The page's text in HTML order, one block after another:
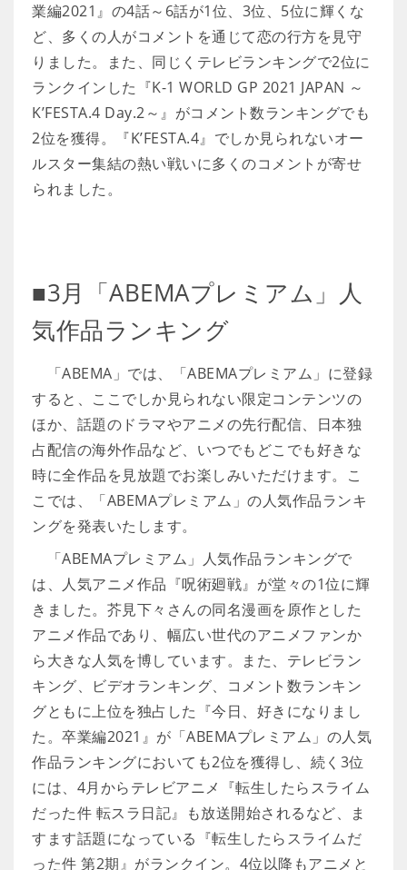
業編2021』の4話～6話が1位、3位、5位に輝くな
ど、多くの人がコメントを通じて恋の行方を見守
りました。また、同じくテレビランキングで2位に
ランクインした『K-1 WORLD GP 2021 JAPAN ～
K’FESTA.4 Day.2～』がコメント数ランキングでも
2位を獲得。『K’FESTA.4』でしか見られないオー
ルスター集結の熱い戦いに多くのコメントが寄せ
られました。
■3月「ABEMAプレミアム」人
気作品ランキング
「ABEMA」では、「ABEMAプレミアム」に登録
すると、ここでしか見られない限定コンテンツの
ほか、話題のドラマやアニメの先行配信、日本独
占配信の海外作品など、いつでもどこでも好きな
時に全作品を見放題でお楽しみいただけます。こ
こでは、「ABEMAプレミアム」の人気作品ランキ
ングを発表いたします。
「ABEMAプレミアム」人気作品ランキングで
は、人気アニメ作品『呪術廻戦』が堂々の1位に輝
きました。芥見下々さんの同名漫画を原作とした
アニメ作品であり、幅広い世代のアニメファンか
ら大きな人気を博しています。また、テレビラン
キング、ビデオランキング、コメント数ランキン
グともに上位を独占した『今日、好きになりまし
た。卒業編2021』が「ABEMAプレミアム」の人気
作品ランキングにおいても2位を獲得し、続く3位
には、4月からテレビアニメ『転生したらスライム
だった件 転スラ日記』も放送開始されるなど、ま
すます話題になっている『転生したらスライムだ
った件 第2期』がランクイン。4位以降もアニメと